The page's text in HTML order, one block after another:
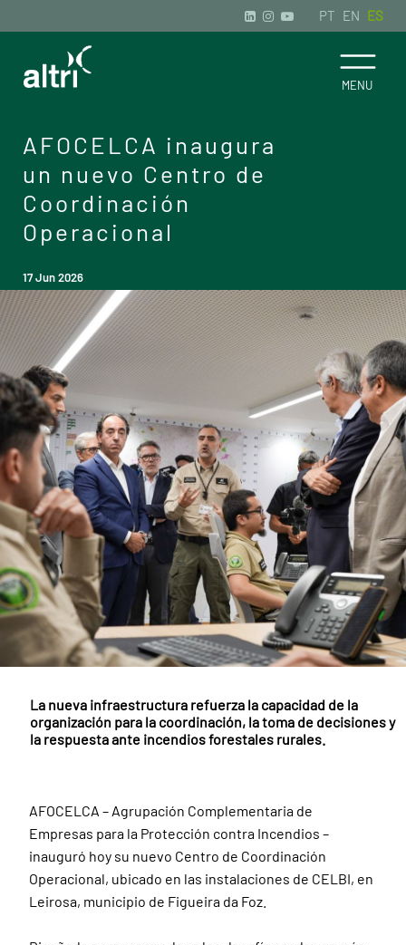
PT EN ES
AFOCELCA inaugura
un nuevo Centro de
Coordinación
Operacional
17 Jun 2026
La nueva infraestructura refuerza la capacidad de la
organización para la coordinación, la toma de decisiones y
la respuesta ante incendios forestales rurales.
AFOCELCA – Agrupación Complementaria de
Empresas para la Protección contra Incendios –
inauguró hoy su nuevo Centro de Coordinación
Operacional, ubicado en las instalaciones de CELBI, en
Leirosa, municipio de Figueira da Foz.